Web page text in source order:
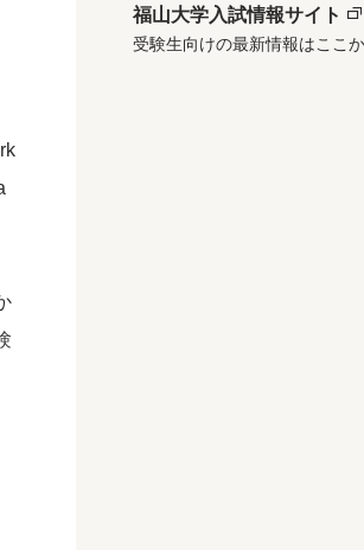
福山大学入試情報サイト
受験生向けの最新情報はここか